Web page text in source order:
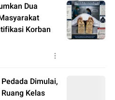
Dua
Korban
Dimulai,
Kelas